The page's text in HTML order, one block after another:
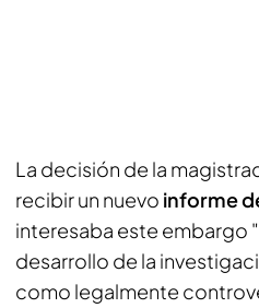
La decisión de la
recibir un nuevo informe
interesaba este embargo
desarrollo de la
como legalmente